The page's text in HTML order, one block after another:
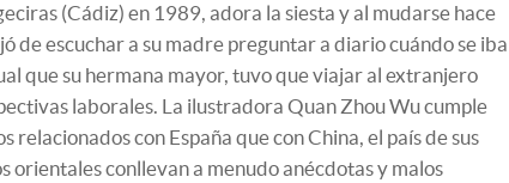
(Cádiz) en 1989, adora la siesta y al mudarse hace
de escuchar a su madre preguntar a diario cuándo se iba
que su hermana mayor, tuvo que viajar al extranjero
laborales. La ilustradora Quan Zhou Wu cumple
relacionados con España que con China, el país de sus
orientales conllevan a menudo anécdotas y malos